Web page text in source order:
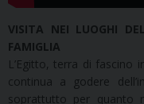
VISITA NEI LUOGHI
FAMIGLIA
L’Egitto, terra di fascino
continua a godere
soprattutto per quanto